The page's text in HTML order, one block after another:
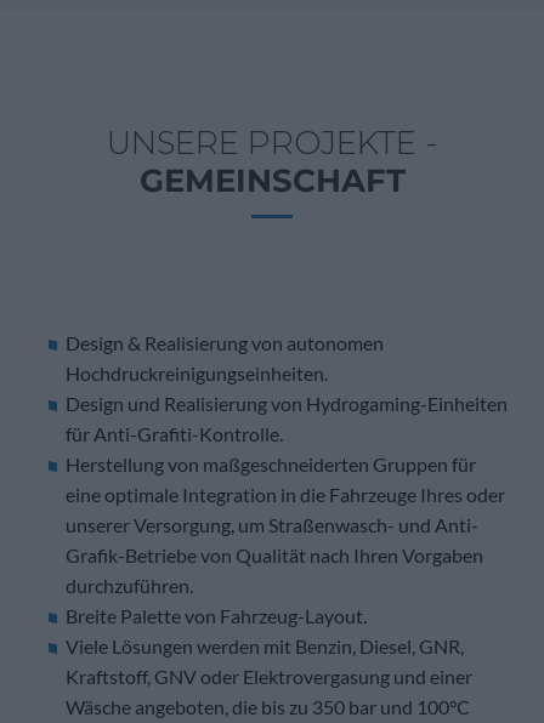
UNSERE PROJEKTE -
GEMEINSCHAFT
Design & Realisierung von autonomen
Hochdruckreinigungseinheiten.
Design und Realisierung von Hydrogaming-Einheiten
für Anti-Grafiti-Kontrolle.
Herstellung von maßgeschneiderten Gruppen für
eine optimale Integration in die Fahrzeuge Ihres oder
unserer Versorgung, um Straßenwasch- und Anti-
Grafik-Betriebe von Qualität nach Ihren Vorgaben
durchzuführen.
Breite Palette von Fahrzeug-Layout.
Viele Lösungen werden mit Benzin, Diesel, GNR,
Kraftstoff, GNV oder Elektrovergasung und einer
Wäsche angeboten, die bis zu 350 bar und 100°C